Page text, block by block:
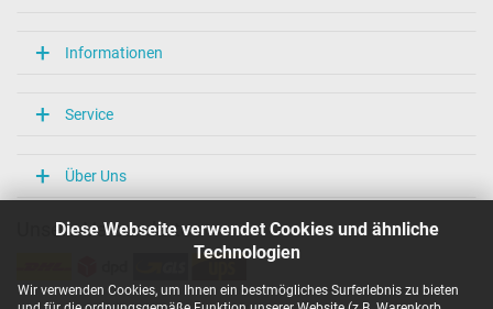
Diese Webseite verwendet Cookies und ähnliche
Technologien
Wir verwenden Cookies, um Ihnen ein bestmögliches Surferlebnis zu bieten
Informationen
Service
Über Uns
Unsere Versandarten